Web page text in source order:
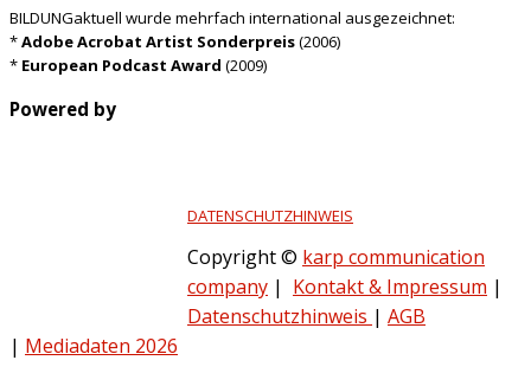
BILDUNGaktuell wurde mehrfach international ausgezeichnet:
*Adobe Acrobat Artist Sonderpreis(2006)
* European Podcast Award (2009)
Powered by
DATENSCHUTZHINWEIS
Copyright © karp communication
company | Kontakt & Impressum |
Datenschutzhinweis | AGB
| Mediadaten 2026